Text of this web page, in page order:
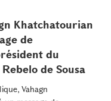
Khatchatourian
de
du
de Sousa
Vahagn